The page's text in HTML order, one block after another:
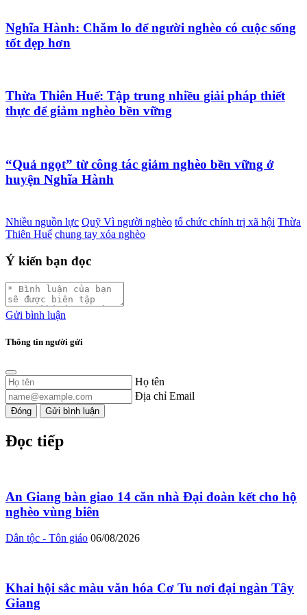
Nghĩa Hành: Chăm lo để người nghèo có cuộc sống
tốt đẹp hơn
Thừa Thiên Huế: Tập trung nhiều giải pháp thiết
thực để giảm nghèo bền vững
“Quả ngọt” từ công tác giảm nghèo bền vững ở
huyện Nghĩa Hành
Nhiều nguồn lực Quỹ Vì người nghèo tổ chức chính trị xã hội Thừa
Thiên Huế chung tay xóa nghèo
Ý kiến bạn đọc
Gửi bình luận
Thông tin người gửi
Họ tên
Địa chỉ Email
Đóng Gửi bình luận
Đọc tiếp
An Giang bàn giao 14 căn nhà Đại đoàn kết cho hộ
nghèo vùng biên
Dân tộc - Tôn giáo 06/08/2026
Khai hội sắc màu văn hóa Cơ Tu nơi đại ngàn Tây
Giang